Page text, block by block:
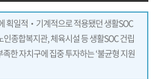
획일적‧기계적으로 적용됐던 생활SOC
종합복지관, 체육시설 등 생활SOC 건립
한 자치구에 집중 투자하는 ‘불균형 지원